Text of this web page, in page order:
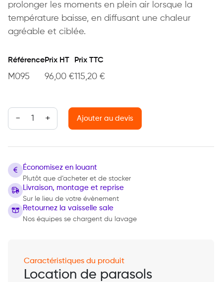
prolonger les moments en plein air lorsque la
température baisse, en diffusant une chaleur
agréable et ciblée.
Référence
M095
Prix HT
96,00 €
Prix TTC
115,20 €
quantité de Parasol chauffant
Ajouter au devis
Économisez en louant
Plutôt que d’acheter et de stocker
Livraison, montage et reprise
Sur le lieu de votre évènement
Retournez la vaisselle sale
Nos équipes se chargent du lavage
Caractéristiques du produit
Location de parasols